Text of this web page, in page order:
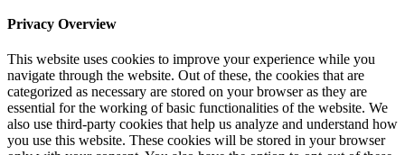
Privacy Overview
This website uses cookies to improve your experience while you
navigate through the website. Out of these, the cookies that are
categorized as necessary are stored on your browser as they are
essential for the working of basic functionalities of the website. We
also use third-party cookies that help us analyze and understand how
you use this website. These cookies will be stored in your browser